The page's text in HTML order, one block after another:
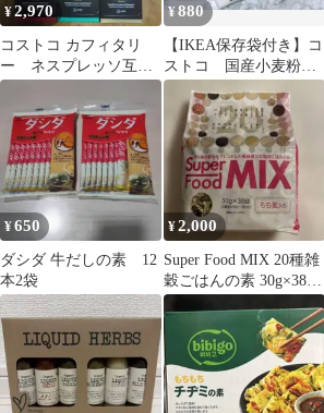
¥2,970
コストコ カフィタリ
ー ネスプレッソ互換
カプセル 3種 60個
¥880
【IKEA保存袋付き】コ
ストコ 国産小麦粉
100%使用 讃岐うど
ん 2袋1Kg①
¥650
ダシダ 牛だしの素 12
本2袋
¥2,000
Super Food MIX 20種雑
穀ごはんの素 30g×38
袋 コストコ